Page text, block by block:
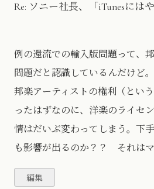
Re: ソニー社長、「iTunesには
例の還流での輸入版問題って、
問題だと認識しているんだけど
邦楽アーティストの権利（とい
ったはずなのに、洋楽のライセ
情はだいぶ変わってしまう。下
も影響が出るのか？？ それはマ